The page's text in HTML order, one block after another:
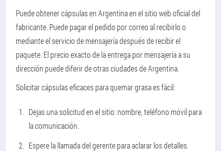
Puede obtener cápsulas en Argentina en el sitio web oficial del
fabricante. Puede pagar el pedido por correo al recibirlo o
mediante el servicio de mensajería después de recibir el
paquete. El precio exacto de la entrega por mensajería a su
dirección puede diferir de otras ciudades de Argentina.
Solicitar cápsulas eficaces para quemar grasa es fácil:
Dejas una solicitud en el sitio: nombre, teléfono móvil para
la comunicación.
Espere la llamada del gerente para aclarar los detalles.